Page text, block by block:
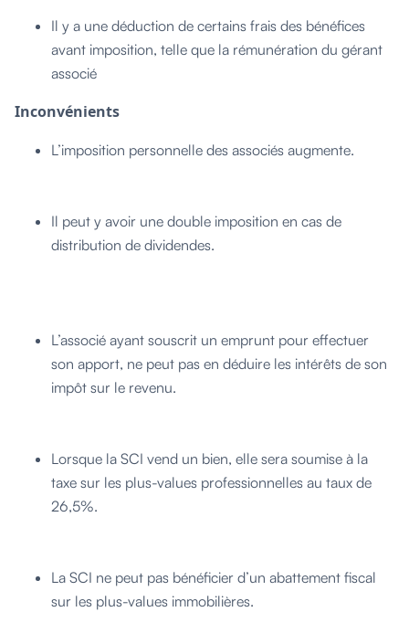
Il y a une déduction de certains frais des bénéfices
avant imposition, telle que la rémunération du gérant
associé
Inconvénients
L’imposition personnelle des associés augmente.
Il peut y avoir une double imposition en cas de
distribution de dividendes.
L’associé ayant souscrit un emprunt pour effectuer
son apport, ne peut pas en déduire les intérêts de son
impôt sur le revenu.
Lorsque la SCI vend un bien, elle sera soumise à la
taxe sur les plus-values professionnelles au taux de
26,5%.
La SCI ne peut pas bénéficier d’un abattement fiscal
sur les plus-values immobilières.